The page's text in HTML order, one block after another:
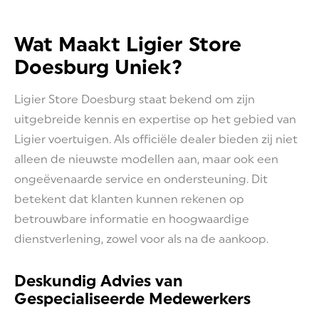
Wat Maakt Ligier Store
Doesburg Uniek?
Ligier Store Doesburg staat bekend om zijn
uitgebreide kennis en expertise op het gebied van
Ligier voertuigen. Als officiële dealer bieden zij niet
alleen de nieuwste modellen aan, maar ook een
ongeëvenaarde service en ondersteuning. Dit
betekent dat klanten kunnen rekenen op
betrouwbare informatie en hoogwaardige
dienstverlening, zowel voor als na de aankoop.
Deskundig Advies van
Gespecialiseerde Medewerkers